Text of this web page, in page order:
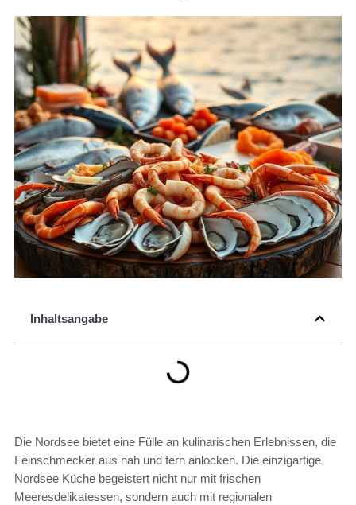
Inhaltsangabe
Die Nordsee bietet eine Fülle an kulinarischen Erlebnissen, die
Feinschmecker aus nah und fern anlocken. Die einzigartige
Nordsee Küche begeistert nicht nur mit frischen
Meeresdelikatessen, sondern auch mit regionalen